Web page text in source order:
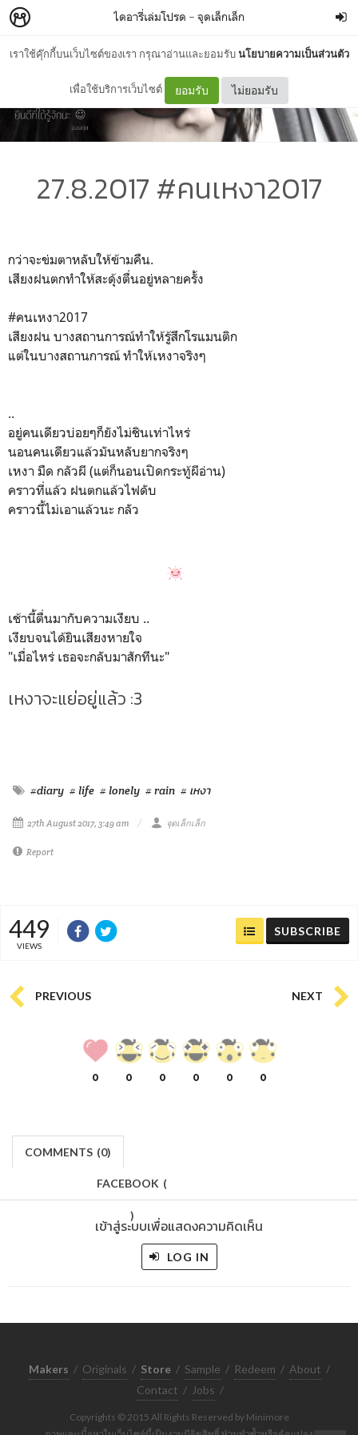
เราใช้คุ๊กกี้บนเว็บไซต์ของเรา กรุณาอ่านและยอมรับนโยบายความเป็นส่วนตัว
เพื่อใช้บริการเว็บไซต์ ยอมรับ ไม่ยอมรับ
ไดอารี่เล่มโปรด – จุดเล็กเล็ก
27.8.2017 #คนเหงา2017
กว่าจะข่มตาหลับให้ข้ามคืน.
เสียงฝนตกทำให้สะดุ้งตื่นอยู่หลายครั้ง
#คนเหงา2017
เสียงฝน บางสถานการณ์ทำให้รู้สึกโรแมนติก
แต่ในบางสถานการณ์ ทำให้เหงาจริงๆ
..
อยู่คนเดียวบ่อยๆก็ยังไม่ชินเท่าไหร่
นอนคนเดียวแล้วมันหลับยากจริงๆ
เหงา มืด กลัวผี (แต่ก็นอนเปิดกระทู้ผีอ่าน)
คราวที่แล้ว ฝนตกแล้วไฟดับ
คราวนี้ไม่เอาแล้วนะ กลัว
เช้านี้ตื่นมากับความเงียบ ..
เงียบจนได้ยินเสียงหายใจ
"เมื่อไหร่ เธอจะกลับมาสักทีนะ"
เหงาจะแย่อยู่แล้ว :3
#diary # life # lonely # rain # เหงา
27th August 2017, 3:49 am จุดเล็กเล็ก
Report
449
VIEWS
SUBSCRIBE
PREVIOUS NEXT
0 0 0 0 0 0
COMMENTS (0)
FACEBOOK (
)
เข้าสู่ระบบเพื่อแสดงความคิดเห็น
LOG IN
Makers / Originals / Store / Sample / Redeem / About /
Contact / Jobs /
Copyrights © 2015 All Rights Reserved by Minimore